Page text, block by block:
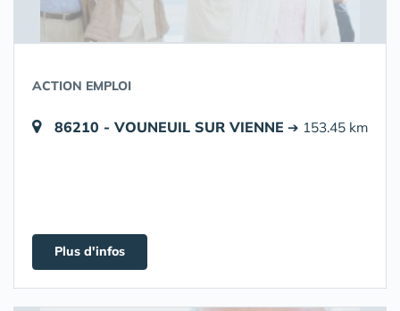
ACTION EMPLOI
86210 - VOUNEUIL SUR VIENNE ➔ 153.45 km
Plus d'infos